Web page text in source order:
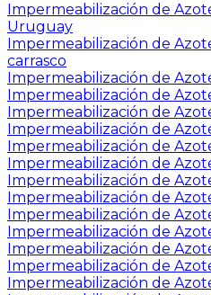
Impermeabilización de
Uruguay
Impermeabilización de
carrasco
Impermeabilización de
Impermeabilización de
Impermeabilización de
Impermeabilización de
Impermeabilización de
Impermeabilización de
Impermeabilización de
Impermeabilización de
Impermeabilización de
Impermeabilización de
Impermeabilización de
Impermeabilización de
Impermeabilización de